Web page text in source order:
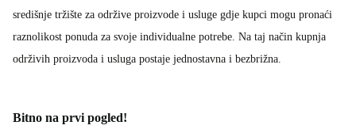
središnje tržište za održive proizvode i usluge gdje kupci mogu pronaći
raznolikost ponuda za svoje individualne potrebe. Na taj način kupnja
održivih proizvoda i usluga postaje jednostavna i bezbrižna.
Bitno na prvi pogled!